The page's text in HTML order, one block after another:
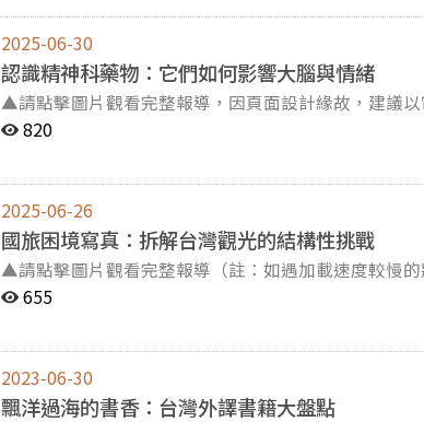
2025-06-30
認識精神科藥物：它們如何影響大腦與情緒
▲請點擊圖片觀看完整報導，因頁面設計緣故，建議以電腦版觀看體驗較佳
一年服用了2億顆身心科藥物。從疫情開始，台灣的身
820
2025-06-26
國旅困境寫真：拆解台灣觀光的結構性挑戰
▲請點擊圖片觀看完整報導（註：如遇加載速度較慢的狀況，敬請耐心等
報導】「又貴又難玩」？「出國比較划算」？你也曾經這麼看待台灣
655
2023-06-30
飄洋過海的書香：台灣外譯書籍大盤點